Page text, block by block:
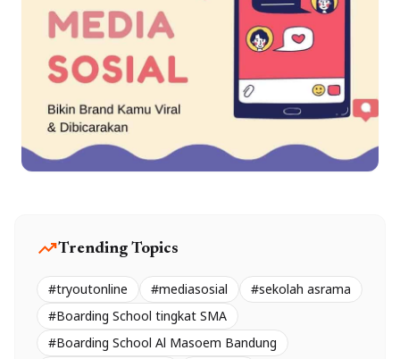
trending_upTrending Topics
#tryoutonline #mediasosial
#sekolah asrama
#Boarding School tingkat SMA
#Boarding School Al Masoem Bandung